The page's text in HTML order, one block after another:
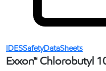
IDESSafetyDataSheets
Exxon™ Chlorobutyl